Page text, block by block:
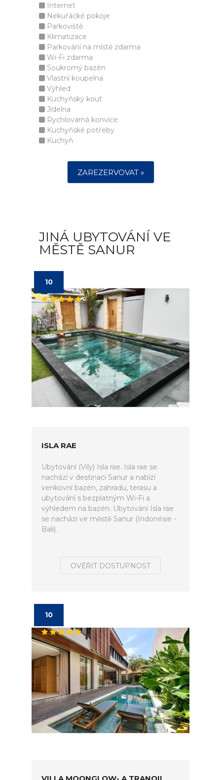
Internet
Nekuřácké pokoje
Parkoviště
Klimatizace
Parkování na místě zdarma
Wi-Fi zdarma
Soukromý bazén
Vlastní koupelna
Výhled
Kuchyňský kout
Jídelna
Rychlovarná konvice
Kuchyňské potřeby
Kuchyň
ZAREZERVOVAT »
JINÁ UBYTOVÁNÍ VE
MĚSTĚ SANUR
10
ISLA RAE
Ubytování (Vily) Isla rae. Isla rae se
nachází v destinaci Sanur a nabízí
venkovní bazén, zahradu, terasu a
ubytování s bezplatným Wi-Fi a
výhledem na bazén. Ubytování Isla rae
se nachází ve městě Sanur (Indonésie -
Bali).
OVĚŘIT DOSTUPNOST
10